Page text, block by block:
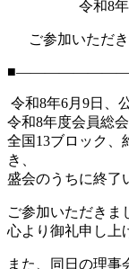
令和8年度会
ご参加いただ
令和8年6月9日、
令和8年度会員総
全国13ブロック、
き、
盛会のうちに終了
ご参加いただきま
心より御礼申し上
また、同日の理事